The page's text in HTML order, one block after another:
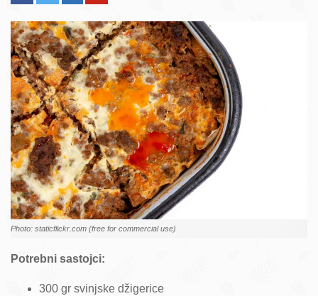
Image
Photo: staticflickr.com (free for commercial use)
Potrebni sastojci:
300 gr svinjske džigerice